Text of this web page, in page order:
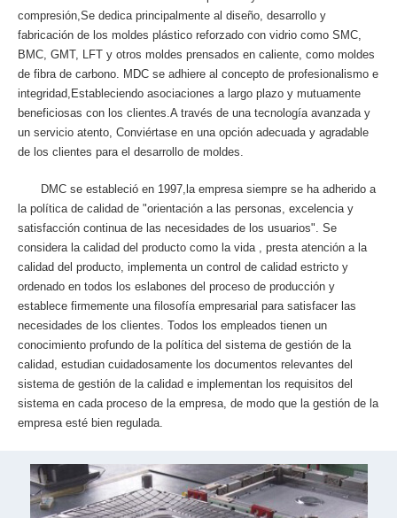
compresión,Se dedica principalmente al diseño, desarrollo y
fabricación de los moldes plástico reforzado con vidrio como SMC,
BMC, GMT, LFT y otros moldes prensados en caliente, como moldes
de fibra de carbono. MDC se adhiere al concepto de profesionalismo e
integridad,Estableciendo asociaciones a largo plazo y mutuamente
beneficiosas con los clientes.A través de una tecnología avanzada y
un servicio atento, Conviértase en una opción adecuada y agradable
de los clientes para el desarrollo de moldes.
DMC se estableció en 1997,la empresa siempre se ha adherido a
la política de calidad de "orientación a las personas, excelencia y
satisfacción continua de las necesidades de los usuarios". Se
considera la calidad del producto como la vida , presta atención a la
calidad del producto, implementa un control de calidad estricto y
ordenado en todos los eslabones del proceso de producción y
establece firmemente una filosofía empresarial para satisfacer las
necesidades de los clientes. Todos los empleados tienen un
conocimiento profundo de la política del sistema de gestión de la
calidad, estudian cuidadosamente los documentos relevantes del
sistema de gestión de la calidad e implementan los requisitos del
sistema en cada proceso de la empresa, de modo que la gestión de la
empresa esté bien regulada.